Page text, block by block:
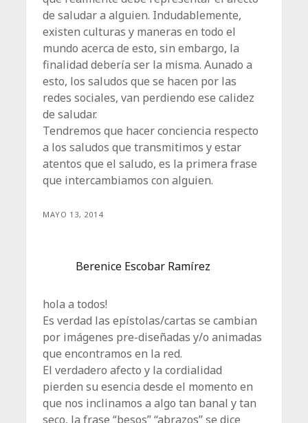
de saludar a alguien. Indudablemente,
existen culturas y maneras en todo el
mundo acerca de esto, sin embargo, la
finalidad debería ser la misma. Aunado a
esto, los saludos que se hacen por las
redes sociales, van perdiendo ese calidez
de saludar.
Tendremos que hacer conciencia respecto
a los saludos que transmitimos y estar
atentos que el saludo, es la primera frase
que intercambiamos con alguien.
MAYO 13, 2014
Berenice Escobar Ramírez
hola a todos!
Es verdad las epístolas/cartas se cambian
por imágenes pre-diseñadas y/o animadas
que encontramos en la red.
El verdadero afecto y la cordialidad
pierden su esencia desde el momento en
que nos inclinamos a algo tan banal y tan
seco, la frase “besos” “abrazos” se dice